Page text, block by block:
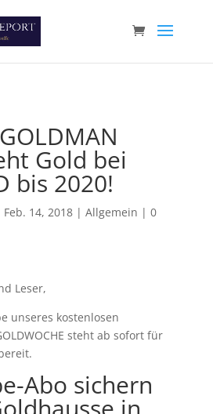
Gold bei
bis 2020!
Feb. 14, 2018| Allgemein | 0
Leser,
unseres kostenlosen
steht ab sofort für
Abo sichern